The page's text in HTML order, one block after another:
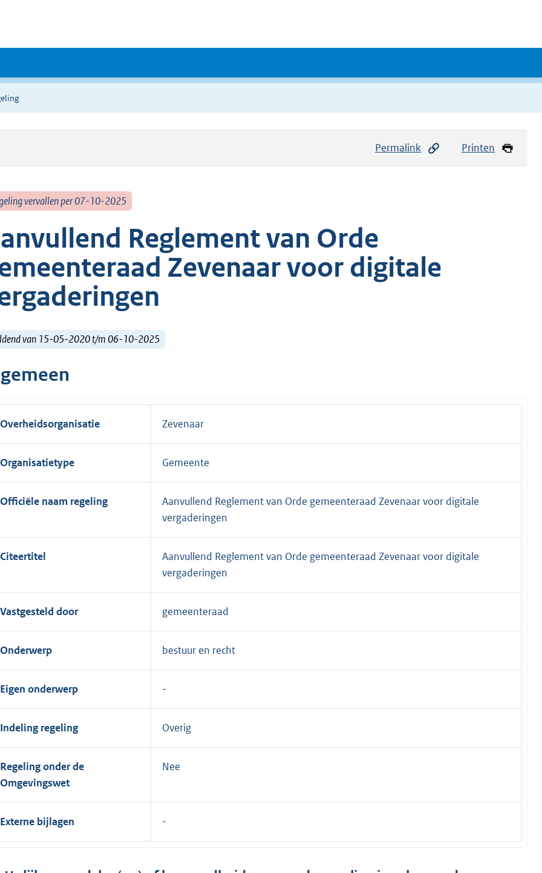
Permalink Printen
vervallen per 07-10-2025
Reglement van Orde
Zevenaar voor digitale
van 15-05-2020 t/m 06-10-2025
Overheidsorganisatie Zevenaar
Organisatietype Gemeente
Officiële naam regeling
Aanvullend Reglement van Orde gemeenteraad Zevenaar voor digitale
vergaderingen
Citeertitel
Aanvullend Reglement van Orde gemeenteraad Zevenaar voor digitale
vergaderingen
Vastgesteld door gemeenteraad
Onderwerp bestuur en recht
Eigen onderwerp
Indeling regeling Overig
Regeling onder de
Omgevingswet
Nee
Externe bijlagen